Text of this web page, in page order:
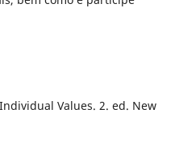
Values. 2. ed. New